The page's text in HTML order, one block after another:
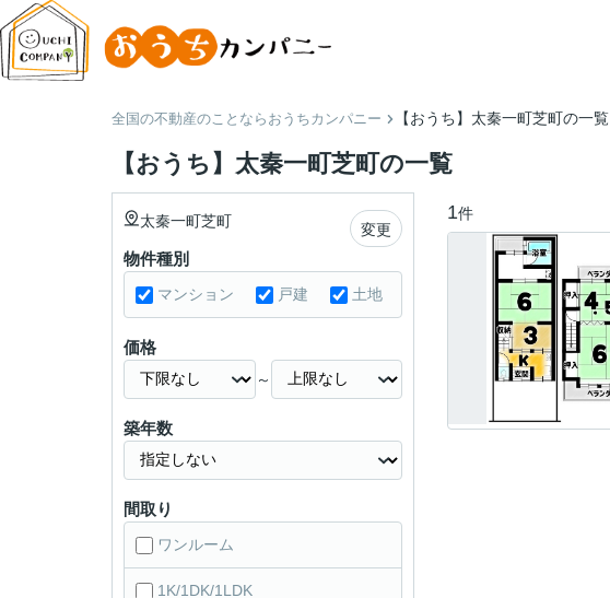
全国の不動産のことならおうちカンパニー 【おうち】太秦一町芝町の一覧
【おうち】太秦一町芝町の一覧
1件
太秦一町芝町 変更
物件種別
マンション 戸建 土地
価格
～
築年数
間取り
ワンルーム
1K/1DK/1LDK